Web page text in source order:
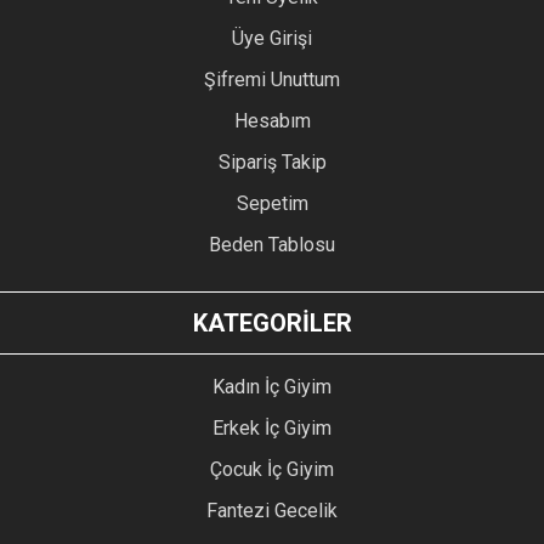
Üye Girişi
Şifremi Unuttum
Hesabım
Sipariş Takip
Sepetim
Beden Tablosu
KATEGORİLER
Kadın İç Giyim
Erkek İç Giyim
Çocuk İç Giyim
Fantezi Gecelik